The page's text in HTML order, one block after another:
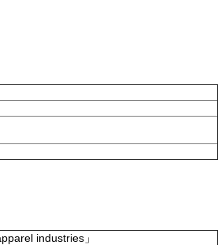
industries」